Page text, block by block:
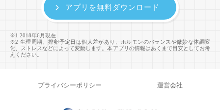
※1 2018年6月現在
※2 生理周期、排卵予定日は個人差があり、ホルモンのバランスや微妙な体調変
化、ストレスなどによって変動します。本アプリの情報はあくまで目安としてお考
えください。
アプリを無料ダウンロード
プライバシーポリシー 運営会社